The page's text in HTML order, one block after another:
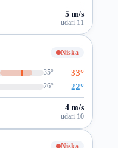
5 m/s
udari 11
Niska
35° 33°
26° 22°
4 m/s
udari 10
Niska